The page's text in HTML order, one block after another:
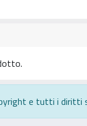
e tutti i diritti